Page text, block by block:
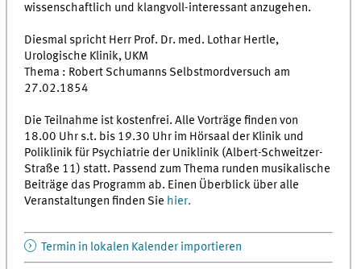
wissenschaftlich und klangvoll-interessant anzugehen.
Diesmal spricht Herr Prof. Dr. med. Lothar Hertle,
Urologische Klinik, UKM
Thema : Robert Schumanns Selbstmordversuch am
27.02.1854
Die Teilnahme ist kostenfrei. Alle Vorträge finden von
18.00 Uhr s.t. bis 19.30 Uhr im Hörsaal der Klinik und
Poliklinik für Psychiatrie der Uniklinik (Albert-Schweitzer-
Straße 11) statt. Passend zum Thema runden musikalische
Beiträge das Programm ab. Einen Überblick über alle
Veranstaltungen finden Sie hier.
Termin in lokalen Kalender importieren